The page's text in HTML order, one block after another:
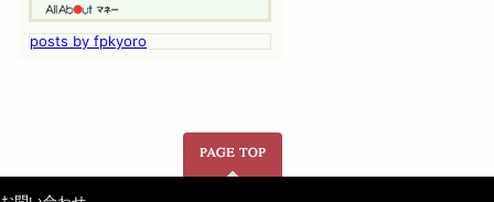
posts by fpkyoro